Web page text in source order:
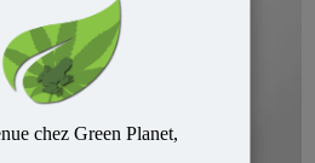
chez Green Planet,